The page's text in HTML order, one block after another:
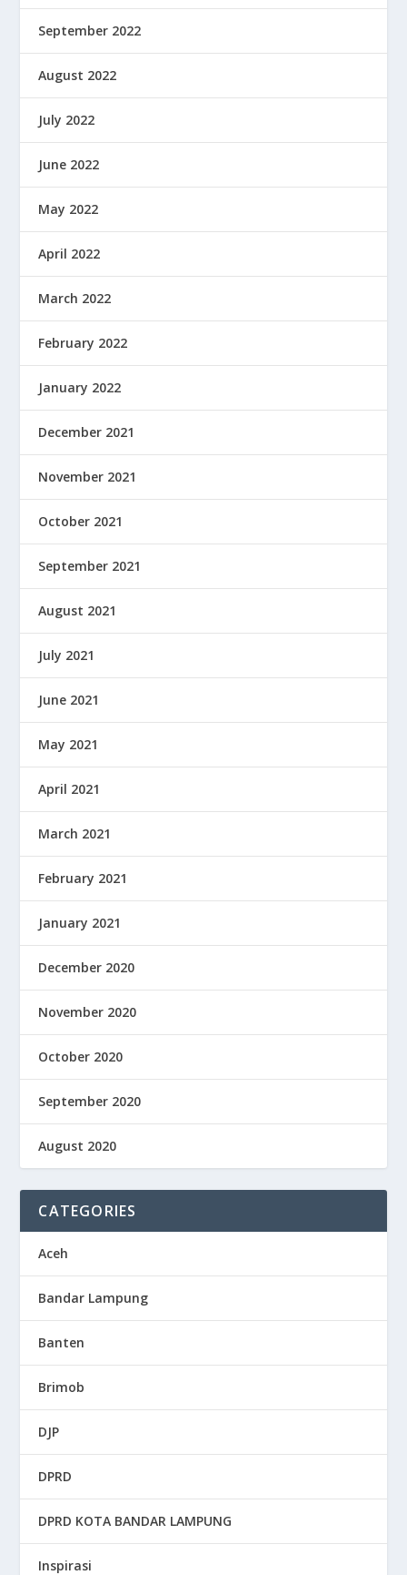
September 2022
August 2022
July 2022
June 2022
May 2022
April 2022
March 2022
February 2022
January 2022
December 2021
November 2021
October 2021
September 2021
August 2021
July 2021
June 2021
May 2021
April 2021
March 2021
February 2021
January 2021
December 2020
November 2020
October 2020
September 2020
August 2020
CATEGORIES
Aceh
Bandar Lampung
Banten
Brimob
DJP
DPRD
DPRD KOTA BANDAR LAMPUNG
Inspirasi